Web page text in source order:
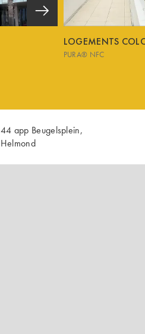
LOGEMENTS
PURA® NFC
44 app Beugelsplein,
Helmond